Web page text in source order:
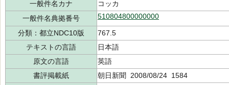
一般件名カナ
コッカ
一般件名典拠番号
510804800000000
分類：都立NDC10版
767.5
テキストの言語
日本語
原文の言語
英語
書評掲載紙
朝日新聞 2008/08/24 1584